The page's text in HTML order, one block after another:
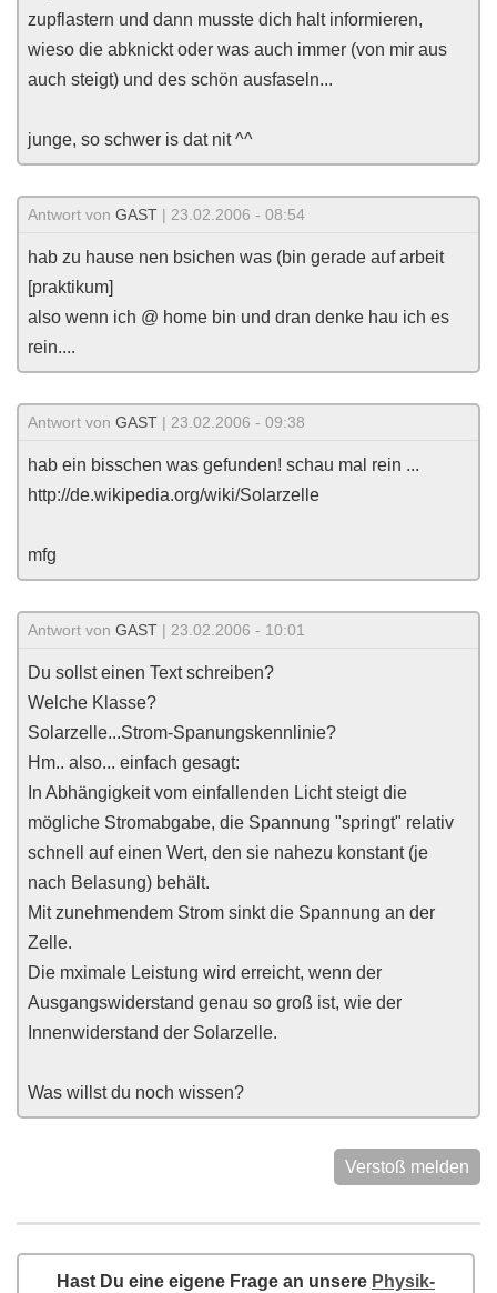
zupflastern und dann musste dich halt informieren,
wieso die abknickt oder was auch immer (von mir aus
auch steigt) und des schön ausfaseln...
junge, so schwer is dat nit ^^
Antwort von GAST | 23.02.2006 - 08:54
hab zu hause nen bsichen was (bin gerade auf arbeit
[praktikum]
also wenn ich @ home bin und dran denke hau ich es
rein....
Antwort von GAST | 23.02.2006 - 09:38
hab ein bisschen was gefunden! schau mal rein ...
http://de.wikipedia.org/wiki/Solarzelle
mfg
Antwort von GAST | 23.02.2006 - 10:01
Du sollst einen Text schreiben?
Welche Klasse?
Solarzelle...Strom-Spanungskennlinie?
Hm.. also... einfach gesagt:
In Abhängigkeit vom einfallenden Licht steigt die
mögliche Stromabgabe, die Spannung "springt" relativ
schnell auf einen Wert, den sie nahezu konstant (je
nach Belasung) behält.
Mit zunehmendem Strom sinkt die Spannung an der
Zelle.
Die mximale Leistung wird erreicht, wenn der
Ausgangswiderstand genau so groß ist, wie der
Innenwiderstand der Solarzelle.
Was willst du noch wissen?
Verstoß melden
Hast Du eine eigene Frage an unsere Physik-